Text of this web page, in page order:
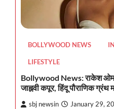
BOLLYWOOD NEWS
LIFESTYLE
Bollywood News: राकेश ओम
जाह्नवी कपूर, हिंदू पौराणिक ग्रंथ
sbj newsin January 29,